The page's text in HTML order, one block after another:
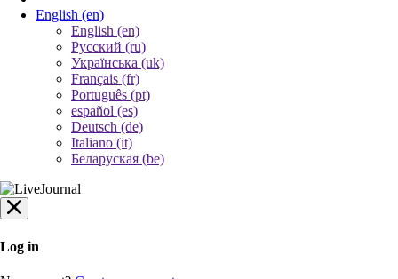
English (en)
English (en)
Русский (ru)
Українська (uk)
Français (fr)
Português (pt)
español (es)
Deutsch (de)
Italiano (it)
Беларуская (be)
Log in